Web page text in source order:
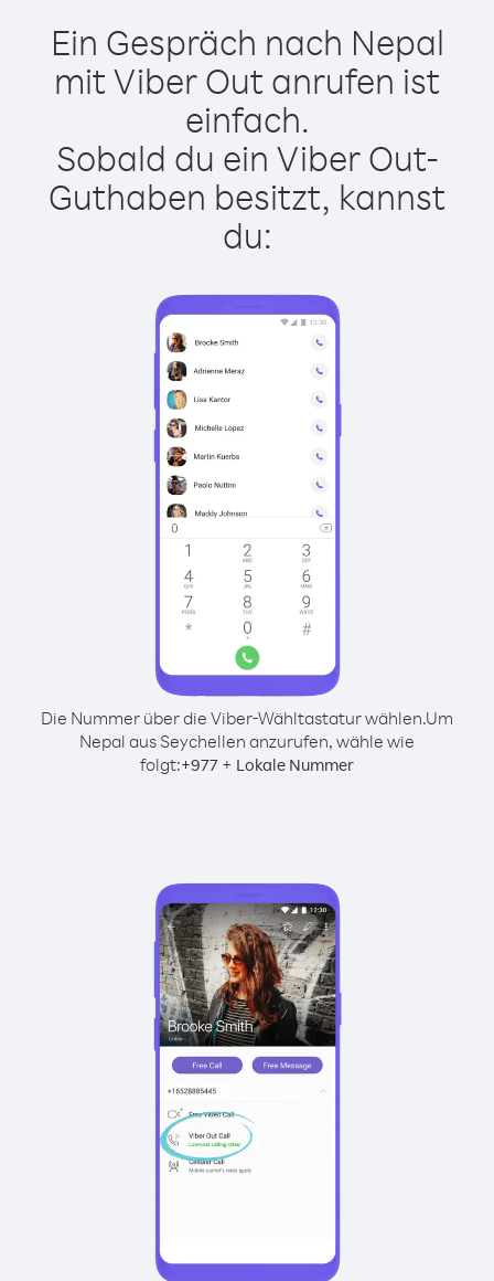
Ein Gespräch nach Nepal
mit Viber Out anrufen ist
einfach.
Sobald du ein Viber Out-
Guthaben besitzt, kannst
du:
Die Nummer über die Viber-Wähltastatur wählen.Um
Nepal aus Seychellen anzurufen, wähle wie
folgt:+977 + Lokale Nummer